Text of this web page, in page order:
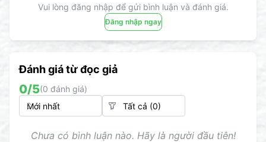
Vui lòng đăng nhập để gửi bình luận và đánh giá.
Đăng nhập ngay
Đánh giá từ đọc giả
0/5(0 đánh giá)
Chưa có bình luận nào. Hãy là người đầu tiên!